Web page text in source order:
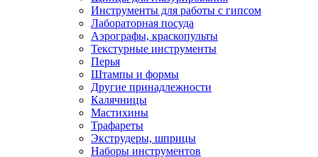
Инструменты для работы с гипсом
Лабораторная посуда
Аэрографы, краскопульты
Текстурные инструменты
Перья
Штампы и формы
Другие принадлежности
Калячницы
Мастихины
Трафареты
Экструдеры, шприцы
Наборы инструментов